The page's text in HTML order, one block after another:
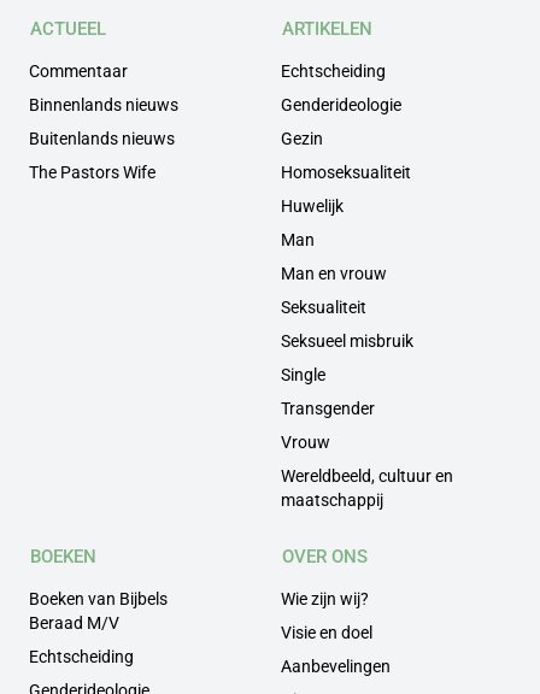
ACTUEEL
Commentaar
Binnenlands nieuws
Buitenlands nieuws
The Pastors Wife
ARTIKELEN
Echtscheiding
Genderideologie
Gezin
Homoseksualiteit
Huwelijk
Man
Man en vrouw
Seksualiteit
Seksueel misbruik
Single
Transgender
Vrouw
Wereldbeeld, cultuur en
maatschappij
BOEKEN
Boeken van Bijbels
Beraad M/V
Echtscheiding
OVER ONS
Wie zijn wij?
Visie en doel
Aanbevelingen